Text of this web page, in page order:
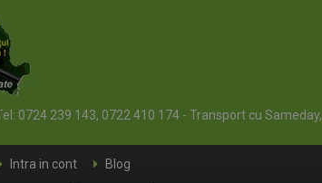
0724 239 143, 0722 410 174 - Transport cu
Intra in cont Blog